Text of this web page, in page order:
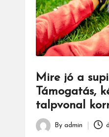
Mire jó a
Támogatás,
talpvonal
Posted
By admin